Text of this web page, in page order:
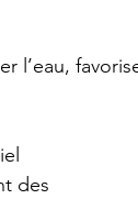
l’eau,
des